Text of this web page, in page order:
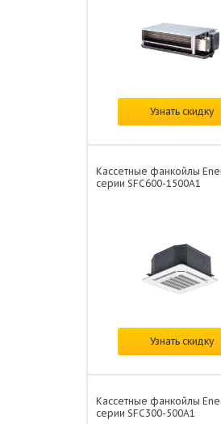
по запросу
Узнать скидку
Кассетные фанкойлы
серии SFC600-1500A1
по запросу
Узнать скидку
Кассетные фанкойлы
серии SFC300-500A1